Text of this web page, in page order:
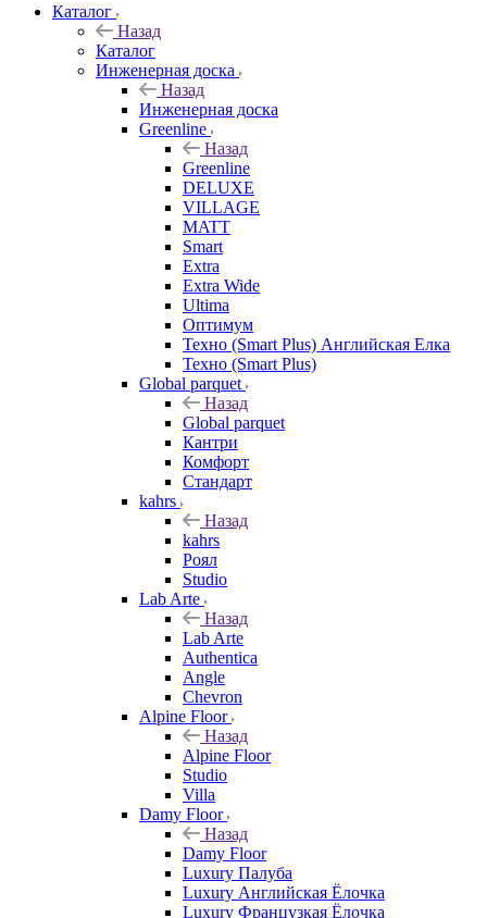
Каталог
Назад
Каталог
Инженерная доска
Назад
Инженерная доска
Greenline
Назад
Greenline
DELUXE
VILLAGE
MATT
Smart
Extra
Extra Wide
Ultima
Оптимум
Техно (Smart Plus) Английская Елка
Техно (Smart Plus)
Global parquet
Назад
Global parquet
Кантри
Комфорт
Стандарт
kahrs
Назад
kahrs
Роял
Studio
Lab Arte
Назад
Lab Arte
Authentica
Angle
Chevron
Alpine Floor
Назад
Alpine Floor
Studio
Villa
Damy Floor
Назад
Damy Floor
Luxury Палуба
Luxury Английская Ёлочка
Luxury Французкая Ёлочка